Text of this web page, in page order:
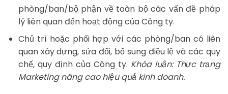
phòng/ban/bộ phận về toàn bộ các vấn đề pháp
lý liên quan đến hoạt động của Công ty.
Chủ trì hoặc phối hợp với các phòng/ban có liên
quan xây dựng, sửa đổi, bổ sung điều lệ và các quy
chế, quy định của Công ty. Khóa luận: Thực trạng
Marketing nâng cao hiệu quả kinh doanh.